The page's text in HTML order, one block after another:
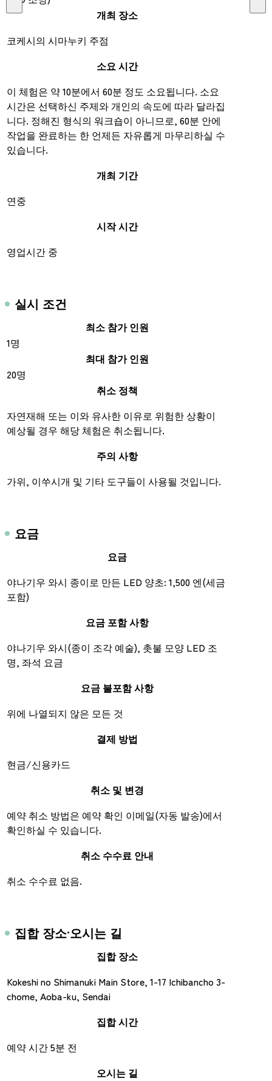
개최 장소
코케시의 시마누키 주점
소요 시간
이 체험은 약 10분에서 60분 정도 소요됩니다. 소요
시간은 선택하신 주제와 개인의 속도에 따라 달라집
니다. 정해진 형식의 워크숍이 아니므로, 60분 안에
작업을 완료하는 한 언제든 자유롭게 마무리하실 수
있습니다.
개최 기간
연중
시작 시간
영업시간 중
실시 조건
최소 참가 인원
1명
최대 참가 인원
20명
취소 정책
자연재해 또는 이와 유사한 이유로 위험한 상황이
예상될 경우 해당 체험은 취소됩니다.
주의 사항
가위, 이쑤시개 및 기타 도구들이 사용될 것입니다.
요금
요금
야나기우 와시 종이로 만든 LED 양초: 1,500 엔(세금
포함)
요금 포함 사항
야나기우 와시(종이 조각 예술), 촛불 모양 LED 조
명, 좌석 요금
요금 불포함 사항
위에 나열되지 않은 모든 것
결제 방법
현금/신용카드
취소 및 변경
예약 취소 방법은 예약 확인 이메일(자동 발송)에서
확인하실 수 있습니다.
취소 수수료 안내
취소 수수료 없음.
집합 장소·오시는 길
집합 장소
Kokeshi no Shimanuki Main Store, 1-17 Ichibancho 3-
chome, Aoba-ku, Sendai
집합 시간
예약 시간 5분 전
오시는 길